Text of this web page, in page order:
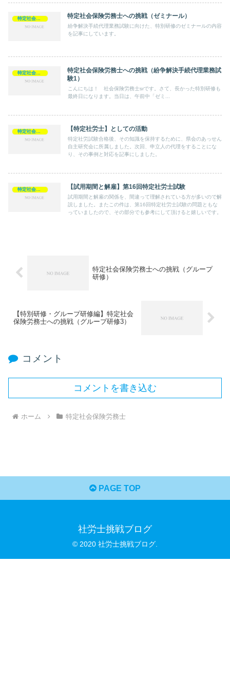
特定社会保険労務士 特定社会保険労務士への挑戦（ゼミナール）
紛争解決手続代理業務試験に向けた、特別研修のゼミナールの内容
を記事にしています。
特定社会保険労務士
特定社会保険労務士への挑戦（紛争解決手続代理業務試
験1）
こんにちは！ 社会保険労務士srです。さて、長かった特別研修も
最終日になります。当日は、午前中「ゼミ...
【特定社労士】としての活動
特定社労試験合格後、その知識を保持するために、県会のあっせん
自主研究会に所属しました。次回、申立人の代理をすることにな
り、その事例と対応を記事にしました。
【試用期間と解雇】第16回特定社労士試験
試用期間と解雇の関係を、間違って理解されている方が多いので解
説しました。またこの件は、第16回特定社労士試験の問題ともな
っていましたので、その部分でも参考にして頂けると嬉しいです。
特定社会保険労務士への挑戦（グループ
研修）
【特別研修・グループ研修編】特定社会
保険労務士への挑戦（グループ研修3）
コメント
コメントを書き込む
ホーム 特定社会保険労務士
PAGE TOP
社労士挑戦ブログ
© 2020 社労士挑戦ブログ.